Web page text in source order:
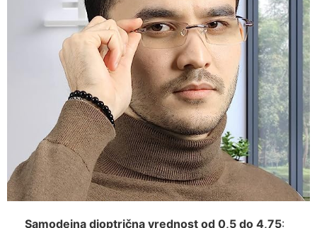
Samodejna dioptrična vrednost od 0,5 do 4,75: